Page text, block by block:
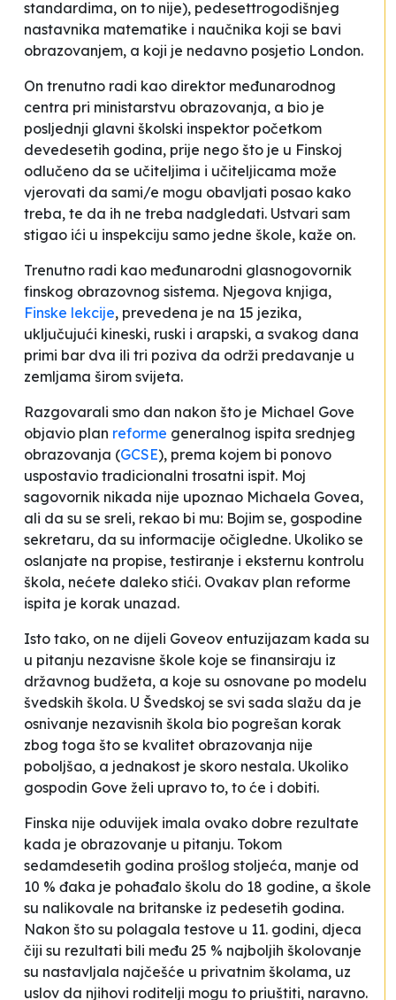
standardima, on to nije), pedesettrogodišnjeg
nastavnika matematike i naučnika koji se bavi
obrazovanjem, a koji je nedavno posjetio London.
On trenutno radi kao direktor međunarodnog
centra pri ministarstvu obrazovanja, a bio je
posljednji glavni školski inspektor početkom
devedesetih godina, prije nego što je u Finskoj
odlučeno da se učiteljima i učiteljicama može
vjerovati da sami/e mogu obavljati posao kako
treba, te da ih ne treba nadgledati. Ustvari sam
stigao ići u inspekciju samo jedne škole, kaže on.
Trenutno radi kao međunarodni glasnogovornik
finskog obrazovnog sistema. Njegova knjiga,
Finske lekcije, prevedena je na 15 jezika,
uključujući kineski, ruski i arapski, a svakog dana
primi bar dva ili tri poziva da održi predavanje u
zemljama širom svijeta.
Razgovarali smo dan nakon što je Michael Gove
objavio plan reforme generalnog ispita srednjeg
obrazovanja (GCSE), prema kojem bi ponovo
uspostavio tradicionalni trosatni ispit. Moj
sagovornik nikada nije upoznao Michaela Govea,
ali da su se sreli, rekao bi mu: Bojim se, gospodine
sekretaru, da su informacije očigledne. Ukoliko se
oslanjate na propise, testiranje i eksternu kontrolu
škola, nećete daleko stići. Ovakav plan reforme
ispita je korak unazad.
Isto tako, on ne dijeli Goveov entuzijazam kada su
u pitanju nezavisne škole koje se finansiraju iz
državnog budžeta, a koje su osnovane po modelu
švedskih škola. U Švedskoj se svi sada slažu da je
osnivanje nezavisnih škola bio pogrešan korak
zbog toga što se kvalitet obrazovanja nije
poboljšao, a jednakost je skoro nestala. Ukoliko
gospodin Gove želi upravo to, to će i dobiti.
Finska nije oduvijek imala ovako dobre rezultate
kada je obrazovanje u pitanju. Tokom
sedamdesetih godina prošlog stoljeća, manje od
10 % đaka je pohađalo školu do 18 godine, a škole
su nalikovale na britanske iz pedesetih godina.
Nakon što su polagala testove u 11. godini, djeca
čiji su rezultati bili među 25 % najboljih školovanje
su nastavljala najčešće u privatnim školama, uz
uslov da njihovi roditelji mogu to priuštiti, naravno.